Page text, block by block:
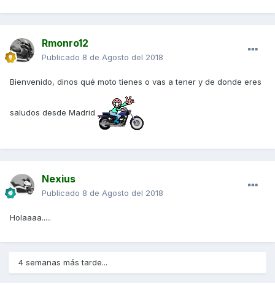
Rmonro12
Publicado 8 de Agosto del 2018
Bienvenido, dinos qué moto tienes o vas a tener y de donde eres
saludos desde Madrid
Nexius
Publicado 8 de Agosto del 2018
Holaaaa.....
4 semanas más tarde...